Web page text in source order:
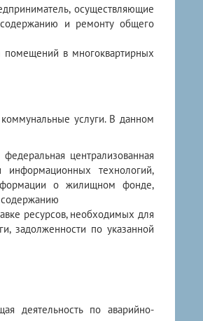
осуществляющие
и ремонту общего
помещений в многоквартирных
услуги. В данном
централизованная
технологий,
о жилищном фонде,
ресурсов, необходимых для
задолженности по указанной
деятельность по аварийно-